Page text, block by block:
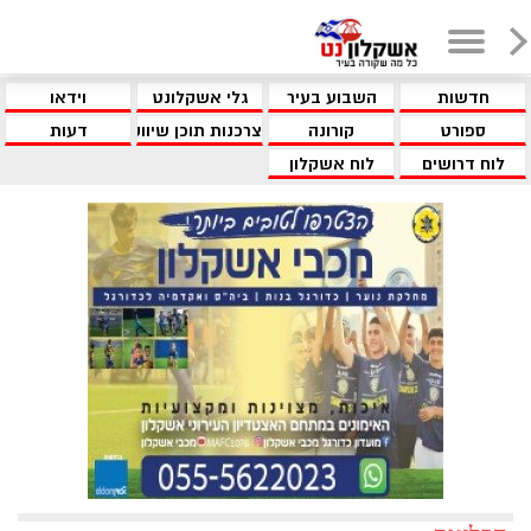
חדשות השבוע בעיר גלי אשקלונט
וידאו
ספורט
קורונה צרכנות תוכן שיווקי
דעות
לוח דרושים
לוח אשקלון